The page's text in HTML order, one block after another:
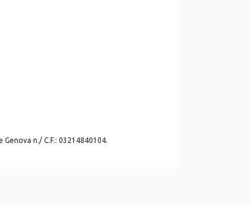
Genova n./ C.F.: 03214840104.